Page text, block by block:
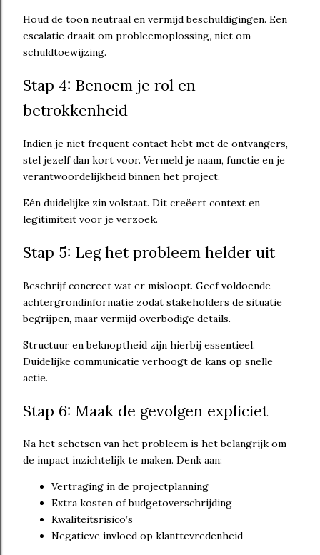
Houd de toon neutraal en vermijd beschuldigingen. Een
escalatie draait om probleemoplossing, niet om
schuldtoewijzing.
Stap 4: Benoem je rol en
betrokkenheid
Indien je niet frequent contact hebt met de ontvangers,
stel jezelf dan kort voor. Vermeld je naam, functie en je
verantwoordelijkheid binnen het project.
Eén duidelijke zin volstaat. Dit creëert context en
legitimiteit voor je verzoek.
Stap 5: Leg het probleem helder uit
Beschrijf concreet wat er misloopt. Geef voldoende
achtergrondinformatie zodat stakeholders de situatie
begrijpen, maar vermijd overbodige details.
Structuur en beknoptheid zijn hierbij essentieel.
Duidelijke communicatie verhoogt de kans op snelle
actie.
Stap 6: Maak de gevolgen expliciet
Na het schetsen van het probleem is het belangrijk om
de impact inzichtelijk te maken. Denk aan:
Vertraging in de projectplanning
Extra kosten of budgetoverschrijding
Kwaliteitsrisico’s
Negatieve invloed op klanttevredenheid